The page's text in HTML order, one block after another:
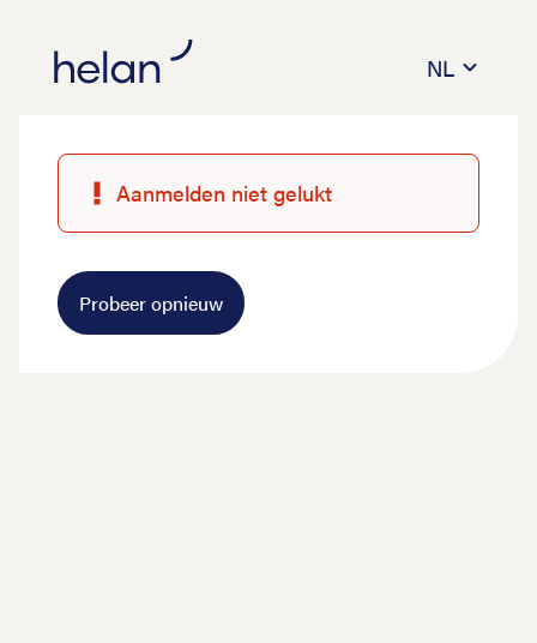
NL
Aanmelden niet gelukt
Probeer opnieuw